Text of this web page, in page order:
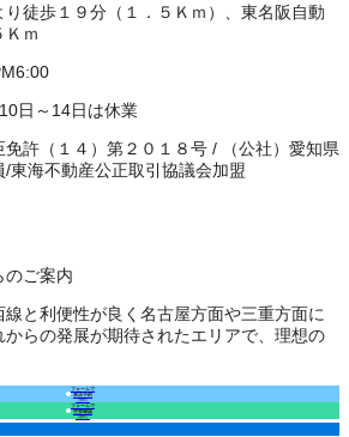
り徒歩１９分（１．５Ｋｍ）、東名阪自動
Ｋｍ
日～14日は休業
免許（１４）第２０１８号 /
（公社）愛知県
/東海不動産公正取引協議会加盟
のご案内
と利便性が良く名古屋方面や三重方面に
からの発展が期待されたエリアで、理想の
フォームで
来店予約
（無料）
フォームで
空室確認
（無料）